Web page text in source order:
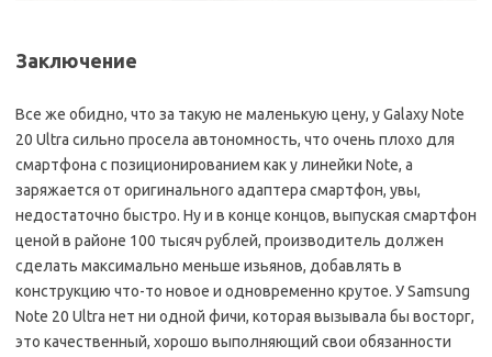
Заключение
Все же обидно, что за такую не маленькую цену, у Galaxy Note
20 Ultra сильно просела автономность, что очень плохо для
смартфона с позиционированием как у линейки Note, а
заряжается от оригинального адаптера смартфон, увы,
недостаточно быстро. Ну и в конце концов, выпуская смартфон
ценой в районе 100 тысяч рублей, производитель должен
сделать максимально меньше изьянов, добавлять в
конструкцию что-то новое и одновременно крутое. У Samsung
Note 20 Ultra нет ни одной фичи, которая вызывала бы восторг,
это качественный, хорошо выполняющий свои обязанности